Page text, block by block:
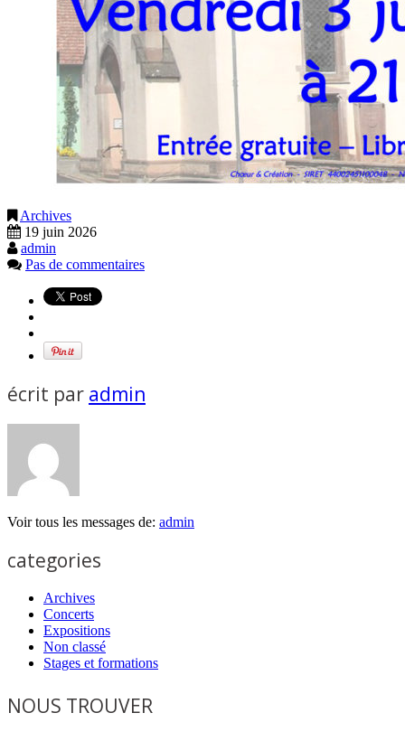
Archives
19 juin 2026
admin
Pas de commentaires
écrit par admin
Voir tous les messages de: admin
categories
Archives
Concerts
Expositions
Non classé
Stages et formations
NOUS TROUVER